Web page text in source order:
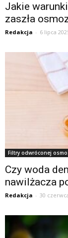
Jakie
zaszła
Redakcja - 6 lipca
Filtry odwróconej
Czy woda
nawilżacza
Redakcja - 30